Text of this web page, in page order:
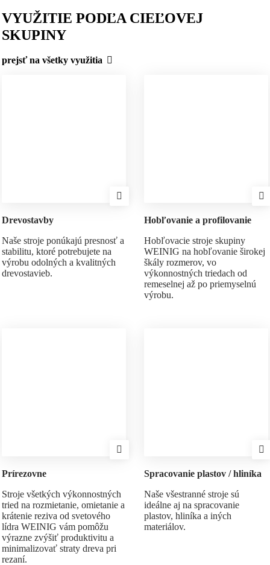
VYUŽITIE PODĽA CIEĽOVEJ
SKUPINY
prejsť na všetky využitia
Drevostavby
Naše stroje ponúkajú presnosť a
stabilitu, ktoré potrebujete na
výrobu odolných a kvalitných
drevostavieb.
Hobľovanie a profilovanie
Hobľovacie stroje skupiny
WEINIG na hobľovanie širokej
škály rozmerov, vo
výkonnostných triedach od
remeselnej až po priemyselnú
výrobu.
Prírezovne
Stroje všetkých výkonnostných
tried na rozmietanie, omietanie a
krátenie reziva od svetového
lídra WEINIG vám pomôžu
výrazne zvýšiť produktivitu a
minimalizovať straty dreva pri
rezaní.
Spracovanie plastov / hliníka
Naše všestranné stroje sú
ideálne aj na spracovanie
plastov, hliníka a iných
materiálov.